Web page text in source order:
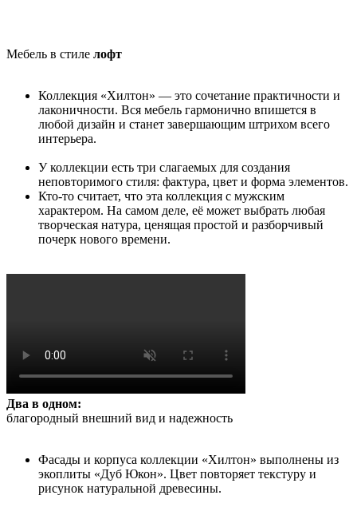
Мебель в стиле лофт
Коллекция «Хилтон» — это сочетание практичности и
лаконичности. Вся мебель гармонично впишется в
любой дизайн и станет завершающим штрихом всего
интерьера.
У коллекции есть три слагаемых для создания
неповторимого стиля: фактура, цвет и форма элементов.
Кто-то считает, что эта коллекция с мужским
характером. На самом деле, её может выбрать любая
творческая натура, ценящая простой и разборчивый
почерк нового времени.
Два в одном:
благородный внешний вид и надежность
Фасады и корпуса коллекции «Хилтон» выполнены из
экоплиты «Дуб Юкон». Цвет повторяет текстуру и
рисунок натуральной древесины.